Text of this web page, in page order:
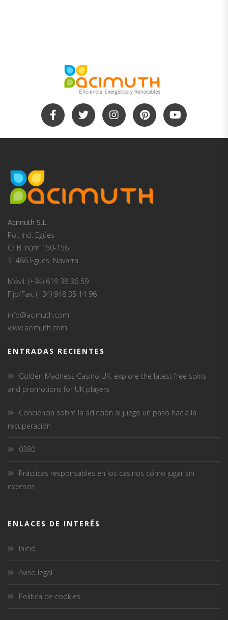
Acimuth S.L.
Pol. Ind. Egües
C/ B, núm 150-156
31486 Egües, Navarra.
Móvil: (+34) 619 38 36 59
Fijo/Fax: (+34) 948 35 14 96
info@acimuth.com
www.acimuth.com
ENTRADAS RECIENTES
Golden Madness Casino UK: explore the latest free spins
and promotions for UK players
Conciencia sobre la adicción al juego un paso hacia la
recuperación
0380
Prácticas responsables en los casinos cómo jugar sin
excesos
ENLACES DE INTERÉS
Inicio
Aviso legal
Política de cookies